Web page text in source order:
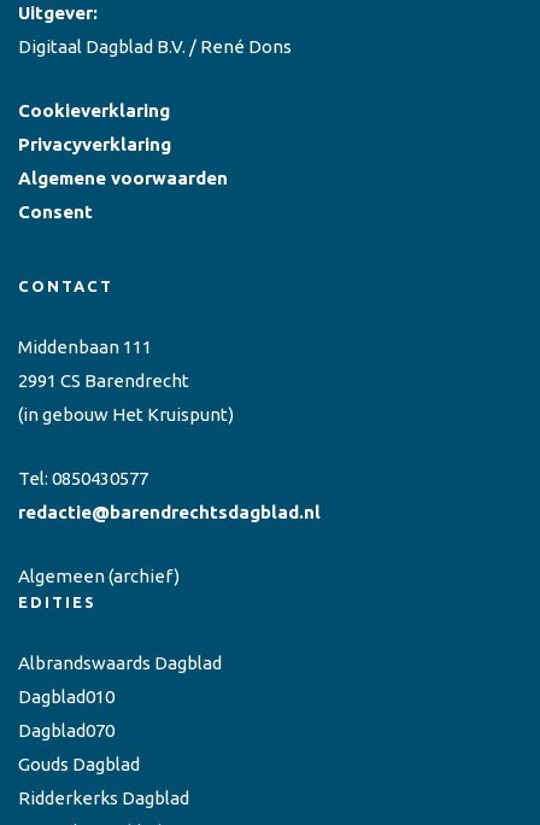
Uitgever:
Digitaal Dagblad B.V. / René Dons
Cookieverklaring
Privacyverklaring
Algemene voorwaarden
Consent
CONTACT
Middenbaan 111
2991 CS Barendrecht
(in gebouw Het Kruispunt)
Tel: 0850430577
redactie@barendrechtsdagblad.nl
Algemeen(archief)
EDITIES
Albrandswaards Dagblad
Dagblad010
Dagblad070
Gouds Dagblad
Ridderkerks Dagblad